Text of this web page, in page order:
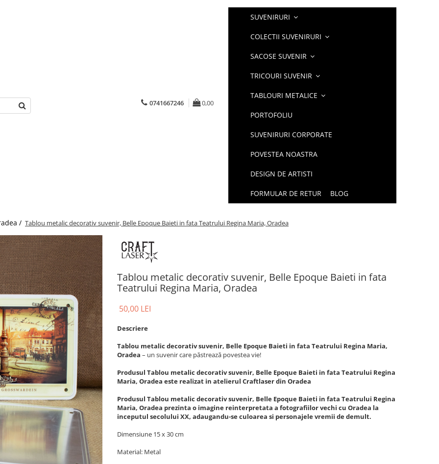
0741667246 0,00
SUVENIRURI
COLECTII SUVENIRURI
SACOSE SUVENIR
TRICOURI SUVENIR
TABLOURI METALICE
PORTOFOLIU
SUVENIRURI CORPORATE
POVESTEA NOASTRA
DESIGN DE ARTISTI
FORMULAR DE RETUR BLOG
/ Tablou metalic decorativ suvenir, Belle Epoque Baieti in fata Teatrului Regina Maria, Oradea
Tablou metalic decorativ suvenir, Belle Epoque Baieti in fata
Teatrului Regina Maria, Oradea
50,00 LEI
Descriere
Tablou metalic decorativ suvenir, Belle Epoque Baieti in fata Teatrului Regina Maria,
Oradea – un suvenir care păstrează povestea vie!
Produsul Tablou metalic decorativ suvenir, Belle Epoque Baieti in fata Teatrului Regina
Maria, Oradea este realizat in atelierul Craftlaser din Oradea
Produsul Tablou metalic decorativ suvenir, Belle Epoque Baieti in fata Teatrului Regina
Maria, Oradea prezinta o imagine reinterpretata a fotografiilor vechi cu Oradea la
inceputul secolului XX, adaugandu-se culoarea si personajele vremii de demult.
Dimensiune 15 x 30 cm
Material: Metal